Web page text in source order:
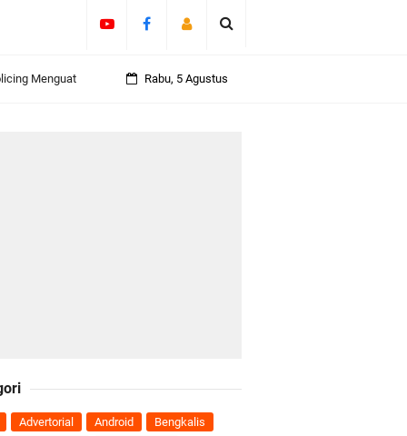
Menguat
11
Fata
Rabu, 5 Agustus
Advertorial Android
Bengkalis